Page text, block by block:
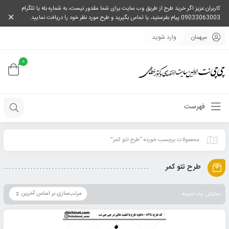
کاربران عزیز اگر خرید طرح از طریق وب سایت برای شما مقدور نیست، به شماره بله یا تلگرام
09033063003 پیام بفرستید، یا تماس بگیرید و طرح مورد نظر خود را دریافت نمایید.
میهمان وارد شوید
0
فهرست
محصولات برچسب خورده “طرح تتو کمر”
طرح تتو کمر
نمایش یک نتیجه